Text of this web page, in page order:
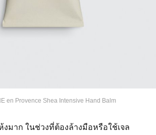
en Provence Shea Intensive Hand Balm
มาก ในช่วงที่ต้องล้างมือหรือใช้เจล